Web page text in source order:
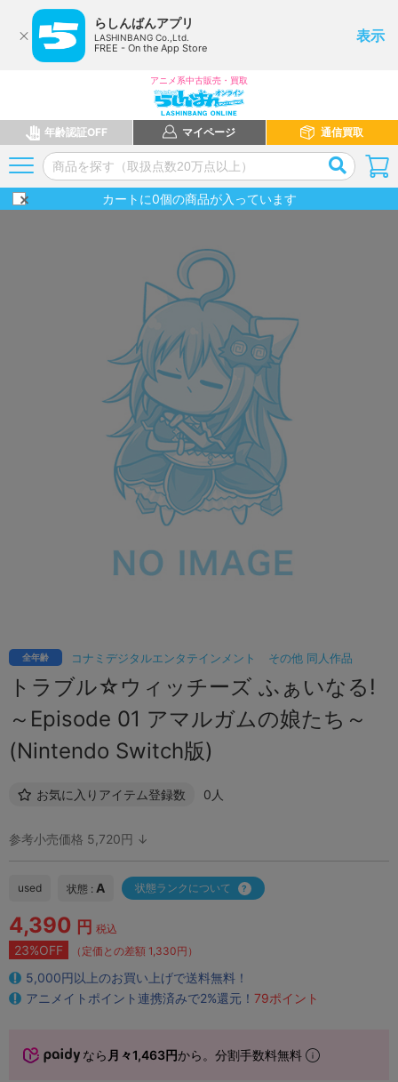
らしんばんアプリ
LASHINBANG Co.,Ltd.
FREE - On the App Store
表示
アニメ系中古販売・買取
年齢認証OFF マイページ 通信買取
カートに0個の商品が入っています
コナミデジタルエンタテインメント その他 同人作品
全年齢
トラブル☆ウィッチーズ ふぁいなる!
～Episode 01 アマルガムの娘たち～
(Nintendo Switch版)
お気に入りアイテム登録数 0人
参考小売価格 5,720円 ↓
used 状態 : A 状態ランクについて
4,390 円 税込
23%OFF （定価との差額 1,330円）
5,000円以上のお買い上げで送料無料！
アニメイトポイント連携済みで2%還元！ 79ポイント
なら 月々1,463円から。分割手数料無料